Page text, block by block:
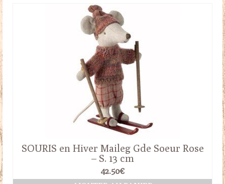
Mobilier & Accessoires
SOURIS en Hiver Maileg Gde Soeur Rose
– S. 13 cm
42.50€